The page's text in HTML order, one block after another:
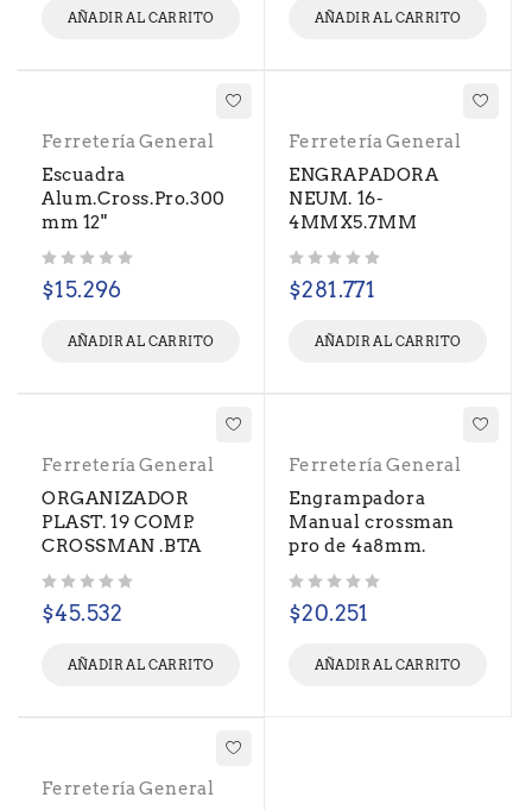
AÑADIR AL CARRITO AÑADIR AL CARRITO
Ferretería General
Escuadra
Alum.Cross.Pro.300
mm 12"
$15.296
AÑADIR AL CARRITO
Ferretería General
ENGRAPADORA
NEUM. 16-
4MMX5.7MM
$281.771
AÑADIR AL CARRITO
Ferretería General
ORGANIZADOR
PLAST. 19 COMP.
CROSSMAN .BTA
$45.532
AÑADIR AL CARRITO
Ferretería General
Engrampadora
Manual crossman
pro de 4a8mm.
$20.251
AÑADIR AL CARRITO
Ferretería General